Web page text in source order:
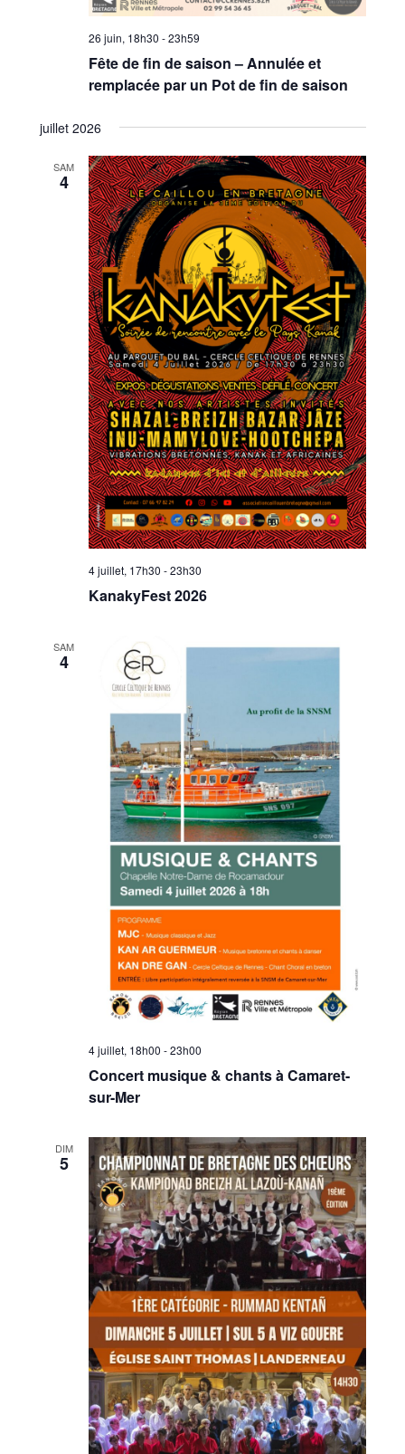
26 juin, 18h30 -23h59
Fête de fin de saison – Annulée et
remplacée par un Pot de fin de saison
juillet 2026
SAM
4
4 juillet, 17h30 -23h30
KanakyFest 2026
SAM
4
4 juillet, 18h00 -23h00
Concert musique & chants à Camaret-
sur-Mer
DIM
5